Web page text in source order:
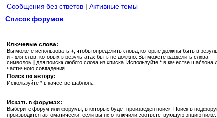
Сообщения без ответов | Активные темы
Список форумов
Ключевые слова:
Вы можете использовать + , чтобы определить слова, которые должны быть в
и - для слов, которых в результатах быть не должно. Вы можете разделить слова
символом | для поиска любого слова из списка. Используйте *в качестве шаблона
частичного совпадения.
Поиск по автору:
Используйте * в качестве шаблона.
Искать в форумах:
Выберите форум или форумы, в которых будет произведён поиск. Поиск в
производится автоматически, если вы не отключили соответствующую опцию ниже.